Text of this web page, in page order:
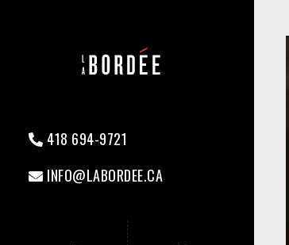
418 694-9721
INFO@LABORDEE.CA